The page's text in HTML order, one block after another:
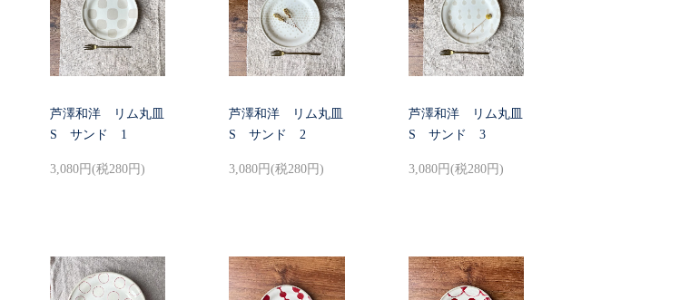
芦澤和洋 リム丸皿
S サンド 1
3,080円(税280円)
芦澤和洋 リム丸皿
S サンド 2
3,080円(税280円)
芦澤和洋 リム丸皿
S サンド 3
3,080円(税280円)